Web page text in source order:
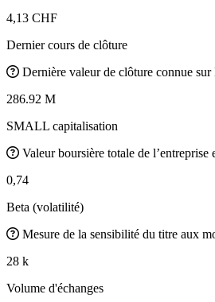
4,13 CHF
Dernier cours de clôture
Dernière valeur de clôture connue sur
286.92 M
SMALL capitalisation
Valeur boursière totale de
0,74
Beta (volatilité)
Mesure de la sensibilité du titre aux
28 k
Volume d'échanges